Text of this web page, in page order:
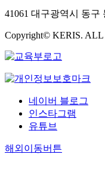
41061 대구광역시 동구
Copyright© KERIS.
네이버 블로그
인스타그램
유튜브
해외이동버튼